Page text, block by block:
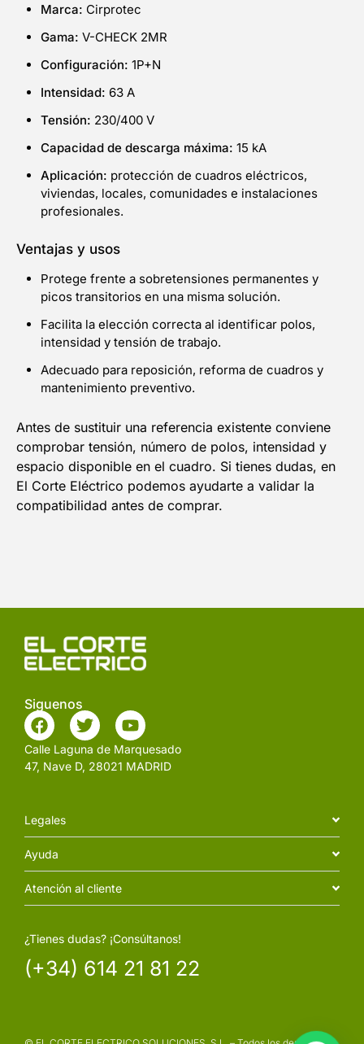
Marca: Cirprotec
Gama: V-CHECK 2MR
Configuración: 1P+N
Intensidad: 63 A
Tensión: 230/400 V
Capacidad de descarga máxima: 15 kA
Aplicación: protección de cuadros eléctricos,
viviendas, locales, comunidades e instalaciones
profesionales.
Ventajas y usos
Protege frente a sobretensiones permanentes y
picos transitorios en una misma solución.
Facilita la elección correcta al identificar polos,
intensidad y tensión de trabajo.
Adecuado para reposición, reforma de cuadros y
mantenimiento preventivo.
Antes de sustituir una referencia existente conviene
comprobar tensión, número de polos, intensidad y
espacio disponible en el cuadro. Si tienes dudas, en
El Corte Eléctrico podemos ayudarte a validar la
compatibilidad antes de comprar.
Siguenos
Calle Laguna de Marquesado
47, Nave D, 28021 MADRID
Legales
Ayuda
Atención al cliente
¿Tienes dudas? ¡Consúltanos!
(+34) 614 21 81 22